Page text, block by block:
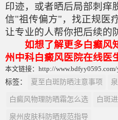
印迹，或者晒后局部刺痒
信"祖传偏方"，找正规医
让专业的人帮你把后续的
如想了解更多白癫风
州中科白癜风医院在线医
本文链接：http://
标签：
夏至白斑防晒注意事项
白癜风物理防晒霜怎么选 白斑
泉州皮肤科防晒规范指导